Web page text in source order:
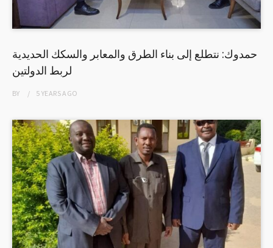
حمدوك: نتطلع إلى بناء الطرق والمعابر والسكك الحديدية
لربط الدولتين
BY 5 YEARSAGO